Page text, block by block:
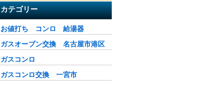
カテゴリー
お値打ち コンロ 給湯器
ガスオーブン交換 名古屋市港区
ガスコンロ
ガスコンロ交換 一宮市